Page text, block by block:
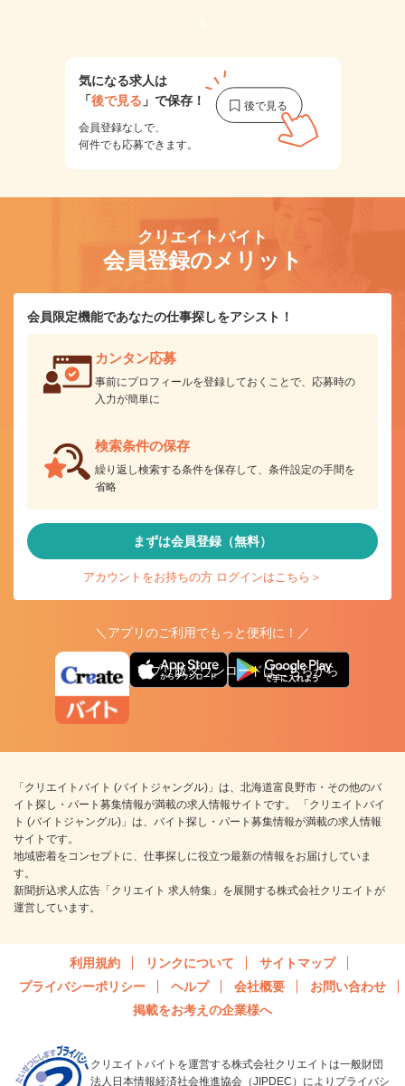
1
気になる求人は
「後で見る 」で保存！
会員登録なしで、
何件でも応募できます。
クリエイトバイト
会員登録のメリット
会員限定機能であなたの仕事探しをアシスト！
カンタン応募
事前にプロフィールを登録しておくことで、応募時の
入力が簡単に
検索条件の保存
繰り返し検索する条件を保存して、条件設定の手間を
省略
まずは会員登録（無料）
アカウントをお持ちの方 ログインはこちら＞
＼アプリのご利用でもっと便利に！／
アプリ版ダウンロードはこちらから
「クリエイトバイト (バイトジャングル)」は、北海道富良野市・その他のバ
イト探し・パート募集情報が満載の求人情報サイトです。 「クリエイトバイ
ト (バイトジャングル)」は、バイト探し・パート募集情報が満載の求人情報
サイトです。
地域密着をコンセプトに、仕事探しに役立つ最新の情報をお届けしていま
す。
新聞折込求人広告「クリエイト 求人特集」を展開する株式会社クリエイトが
運営しています。
利用規約 リンクについて
サイトマップ
プライバシーポリシー
ヘルプ 会社概要
お問い合わせ
掲載をお考えの企業様へ
クリエイトバイトを運営する株式会社クリエイトは一般財団
法人日本情報経済社会推進協会（JIPDEC）によりプライバシ